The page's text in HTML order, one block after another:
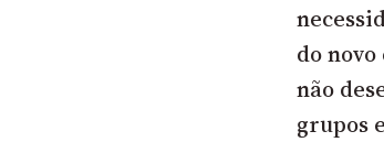
do
não
grupos